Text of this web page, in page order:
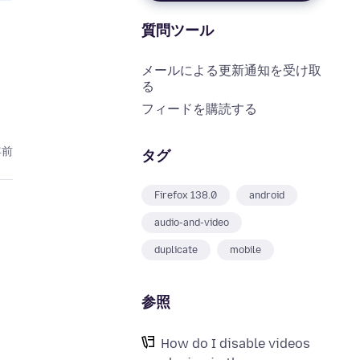
質問ツール
メールによる更新通知を受け取
る
フィードを購読する
タグ
Firefox 138.0 android
audio-and-video
duplicate mobile
参照
How do I disable videos